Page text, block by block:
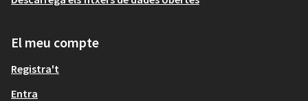
El meu compte
Registra't
Entra